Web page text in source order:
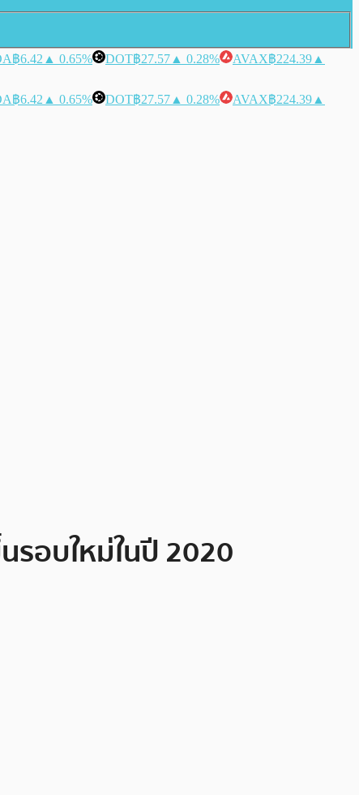
฿6.42 ▲ 0.65% DOT฿27.57 ▲ 0.28% AVAX฿224.39 ▲
฿6.42 ▲ 0.65% DOT฿27.57 ▲ 0.28% AVAX฿224.39 ▲
รอบใหม่ในปี 2020